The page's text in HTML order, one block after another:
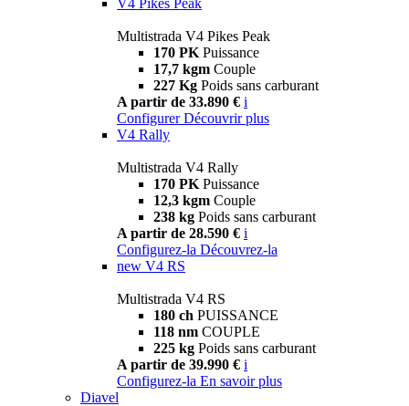
Multistrada V4 Pikes Peak
170 PK Puissance
17,7 kgm Couple
227 Kg Poids sans carburant
A partir de 33.890 € i
Configurer Découvrir plus
V4 Rally
Multistrada V4 Rally
170 PK Puissance
12,3 kgm Couple
238 kg Poids sans carburant
A partir de 28.590 € i
Configurez-la Découvrez-la
new V4 RS
Multistrada V4 RS
180 ch PUISSANCE
118 nm COUPLE
225 kg Poids sans carburant
A partir de 39.990 € i
Configurez-la En savoir plus
Diavel